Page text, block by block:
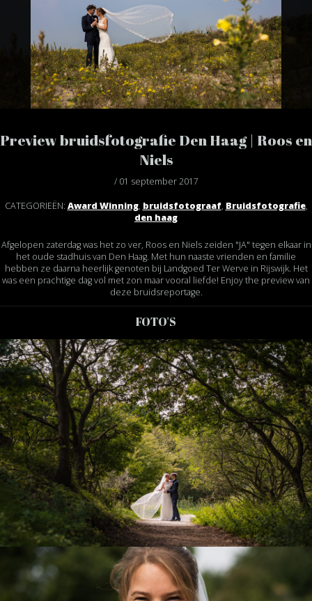
Preview bruidsfotografie Den Haag | Roos en
Niels
/ 01 september 2017
CATEGORIEËN: Award Winning, bruidsfotograaf, Bruidsfotografie,
den haag
Afgelopen zaterdag was het zo ver, Roos en Niels zeiden "JA" tegen elkaar in
het oude stadhuis van Den Haag. Met hun naaste vrienden en familie
hebben ze daarna heerlijk genoten bij Landgoed Ter Werve in Rijswijk. Het
was een prachtige dag vol met zon maar vooral liefde! Enjoy the preview van
deze bruidsreportage.
FOTO'S